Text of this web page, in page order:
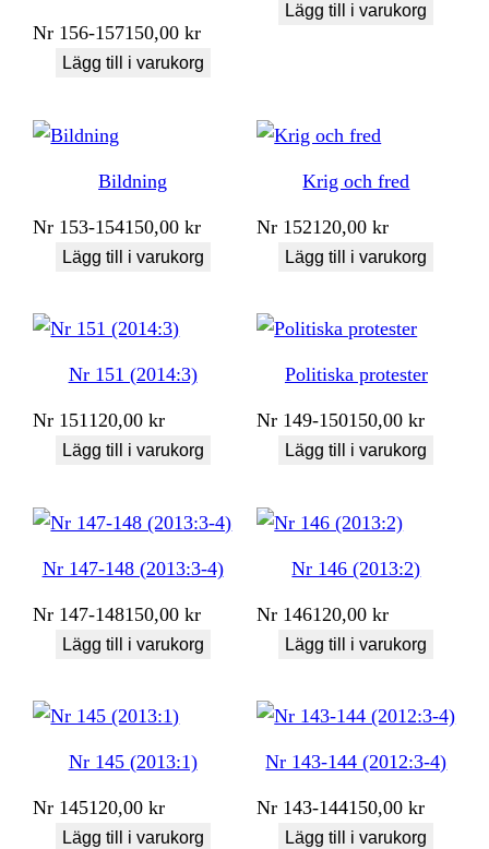
Nr 156-157150,00kr
Lägg till i varukorg
Lägg till i varukorg
Bildning
Nr 153-154150,00kr
Lägg till i varukorg
Krig och fred
Nr 152120,00kr
Lägg till i varukorg
Nr 151 (2014:3)
Nr 151120,00kr
Lägg till i varukorg
Politiska protester
Nr 149-150150,00kr
Lägg till i varukorg
Nr 147-148 (2013:3-4)
Nr 147-148150,00kr
Lägg till i varukorg
Nr 146 (2013:2)
Nr 146120,00kr
Lägg till i varukorg
Nr 145 (2013:1)
Nr 145120,00kr
Lägg till i varukorg
Nr 143-144 (2012:3-4)
Nr 143-144150,00kr
Lägg till i varukorg